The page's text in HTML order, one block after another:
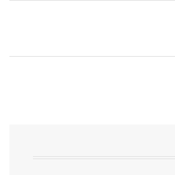
الهندسية التي ارتبطت
ومصر خاصة، حيث يحرص
في الواجهات